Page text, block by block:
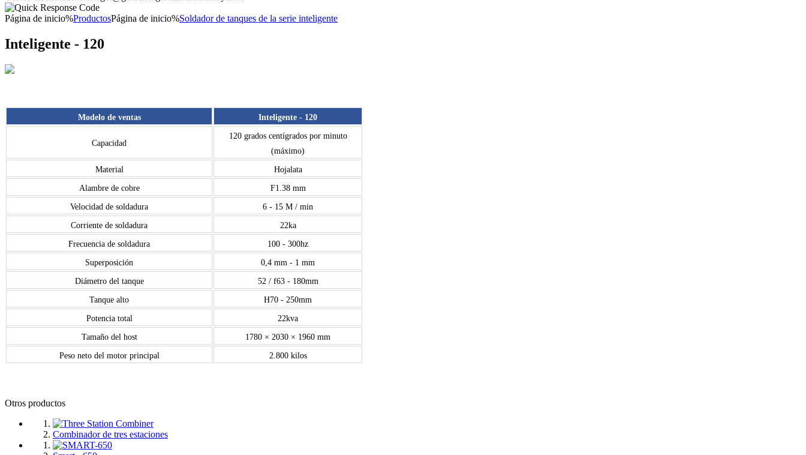
Página de inicio%ProductosPágina de inicio%Soldador de tanques de la serie inteligente
Inteligente - 120
Modelo de ventas Inteligente - 120
Capacidad
120 grados centígrados por minuto
(máximo)
Material Hojalata
Alambre de cobre F1.38 mm
Velocidad de soldadura 6 - 15 M / min
Corriente de soldadura 22ka
Frecuencia de soldadura 100 - 300hz
Superposición 0,4 mm - 1 mm
Diámetro del tanque 52 / f63 - 180mm
Tanque alto H70 - 250mm
Potencia total 22kva
Tamaño del host 1780 × 2030 × 1960 mm
Peso neto del motor principal 2.800 kilos
Otros productos
Combinador de tres estaciones